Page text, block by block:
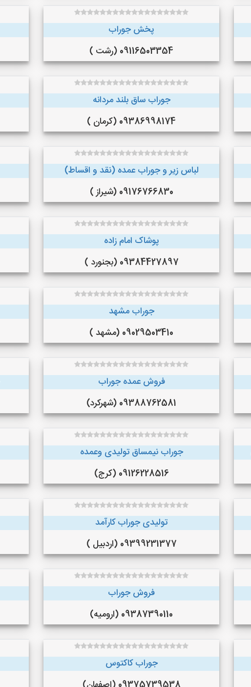
پخش جوراب
09116503354 (رشت )
جوراب ساق بلند مردانه
09386998174 (کرمان )
لباس زیر و جوراب عمده (نقد و اقساط)
09176766830 (شیراز )
پوشاک امام زاده
09384427897 (بجنورد )
جوراب مشهد
09029503410 (مشهد )
فروش عمده جوراب
09388762581 (شهرکرد)
جوراب نیمساق تولیدی وعمده
09126228516 (کرج)
تولیدی جوراب کارآمد
09399231377 (اردبیل )
فروش جوراب
09387390110 (ارومیه)
جوراب کاکتوس